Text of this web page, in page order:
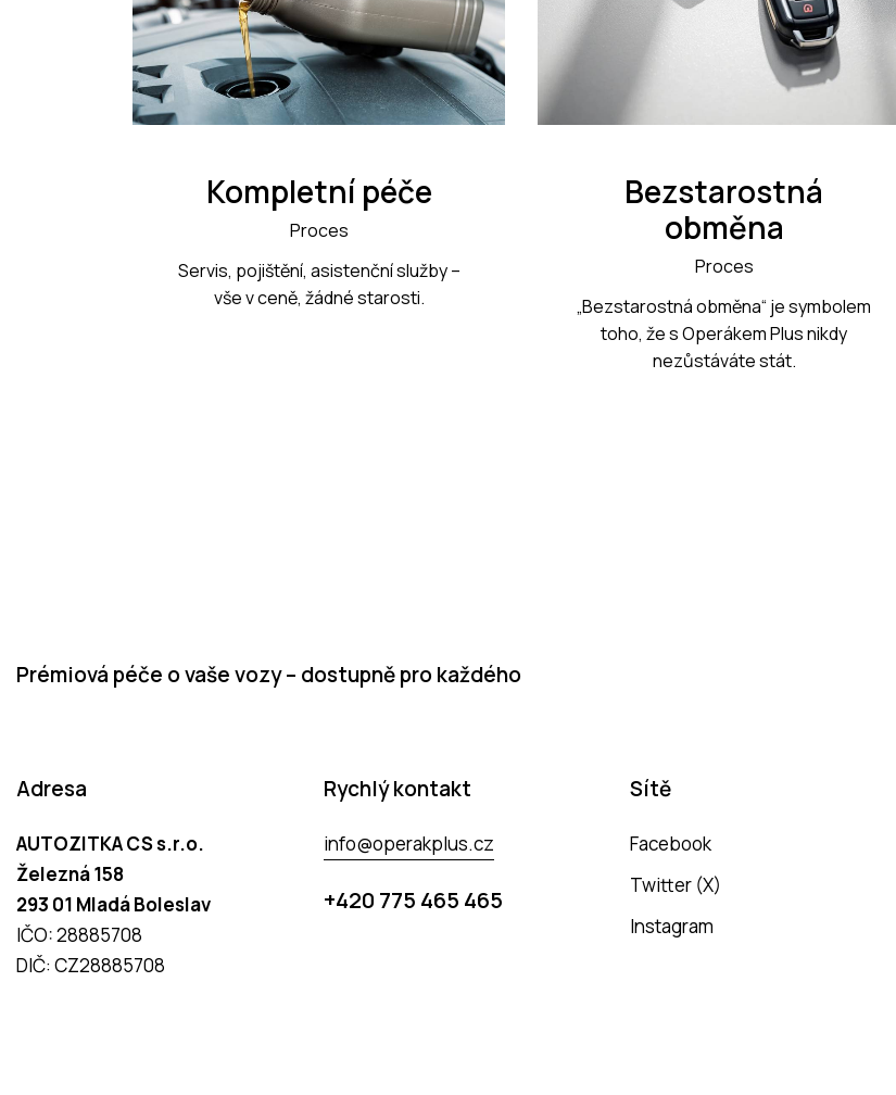
Kompletní péče
Proces
Servis, pojištění, asistenční služby –
vše v ceně, žádné starosti.
Bezstarostná
obměna
Proces
„Bezstarostná obměna“ je symbolem
toho, že s Operákem Plus nikdy
nezůstáváte stát.
Prémiová péče o vaše vozy – dostupně pro každého
Adresa
AUTOZITKA CS s.r.o.
Železná 158
293 01 Mladá Boleslav
IČO: 28885708
DIČ: CZ28885708
Rychlý kontakt
info@operakplus.cz
+420 775 465 465
Sítě
Facebook
Twitter (X)
Instagram